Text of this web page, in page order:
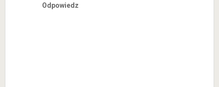
Odpowiedz